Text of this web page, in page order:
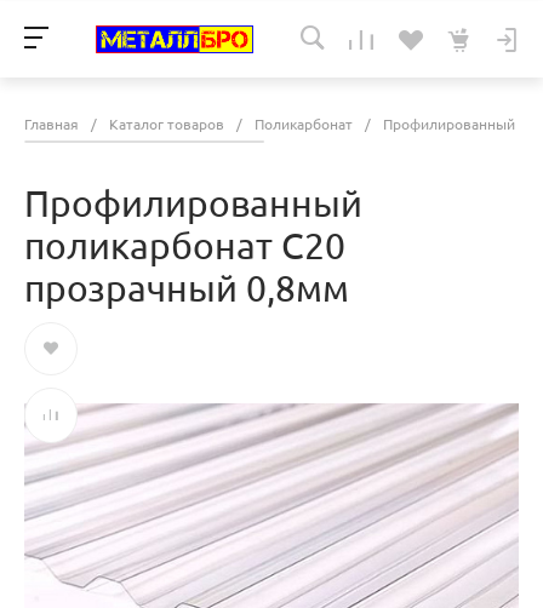
Главная / Каталог товаров / Поликарбонат / Профилированный
Профилированный
поликарбонат С20
прозрачный 0,8мм